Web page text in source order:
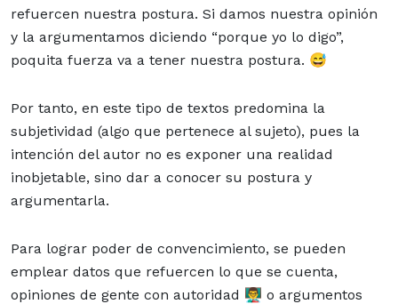
refuercen nuestra postura. Si damos nuestra opinión
y la argumentamos diciendo “porque yo lo digo”,
poquita fuerza va a tener nuestra postura. 😅
Por tanto, en este tipo de textos predomina la
subjetividad (algo que pertenece al sujeto), pues la
intención del autor no es exponer una realidad
inobjetable, sino dar a conocer su postura y
argumentarla.
Para lograr poder de convencimiento, se pueden
emplear datos que refuercen lo que se cuenta,
opiniones de gente con autoridad 👨‍🏫 o argumentos